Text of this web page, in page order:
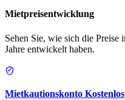
Mietpreisentwicklung
Sehen Sie, wie sich die
Jahre entwickelt haben.
Mietkautionskonto Kostenlos